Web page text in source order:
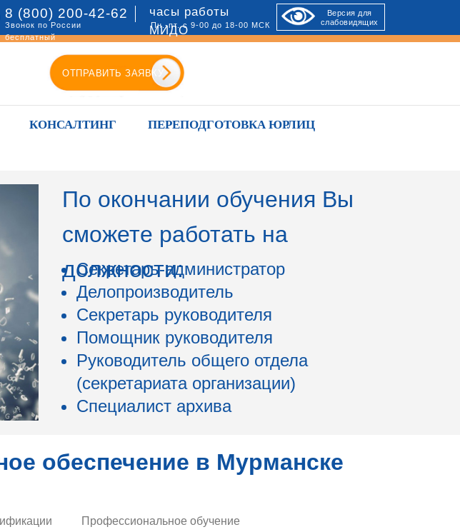
8 (800) 200-42-62
Звонок по России
бесплатный
ОТПРАВИТЬ ЗАЯВКУ
часы работы
МИДО
Пн.-пт. с 9-00 до 18-00 МСК
Версия для
слабовидящих
КОНСАЛТИНГ
ПЕРЕПОДГОТОВКА ЮРЛИЦ
По окончании обучения Вы
сможете работать на
должности:
Секретарь-администратор
Делопроизводитель
Секретарь руководителя
Помощник руководителя
Руководитель общего отдела
(секретариата организации)
Специалист архива
обеспечение в Мурманске
Профессиональное обучение